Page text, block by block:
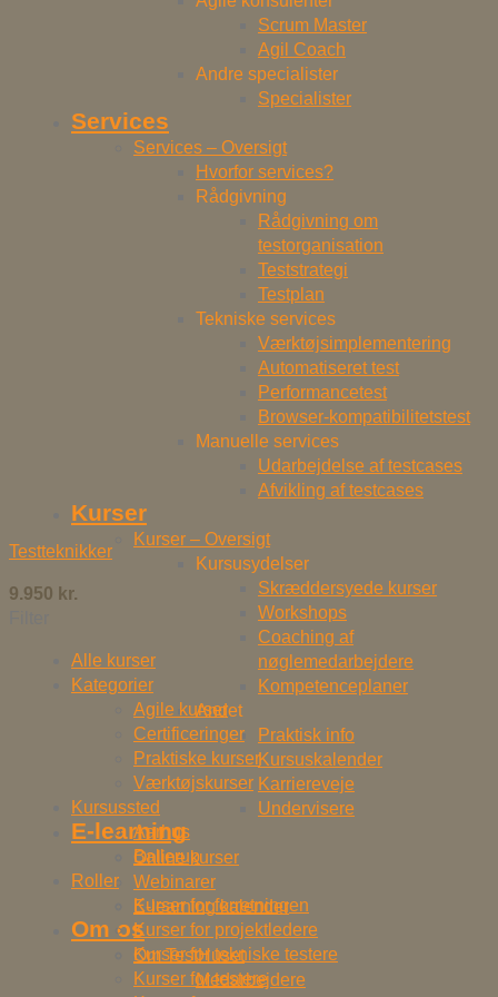
Scrum Master
Agil Coach
Andre specialister
Specialister
Services
Services – Oversigt
Hvorfor services?
Rådgivning
Rådgivning om
testorganisation
Teststrategi
Testplan
Tekniske services
Værktøjsimplementering
Automatiseret test
Performancetest
Browser-kompatibilitetstest
Manuelle services
Udarbejdelse af testcases
Afvikling af testcases
Kurser
Kurser – Oversigt
Kursusydelser
Skræddersyede kurser
Workshops
Coaching af
nøglemedarbejdere
Kompetenceplaner
Andet
Praktisk info
Kursuskalender
Karriereveje
Undervisere
E-learning
Online kurser
Webinarer
E-learning kalender
Om os
Om TestHuset
Medarbejdere
Testteknikker
9.950 kr.
Alle kurser
Kategorier
Agile kurser
Certificeringer
Praktiske kurser
Værktøjskurser
Kursussted
Aarhus
Ballerup
Roller
Kurser for forretningen
Kurser for projektledere
Kurser for tekniske testere
Kurser for testere